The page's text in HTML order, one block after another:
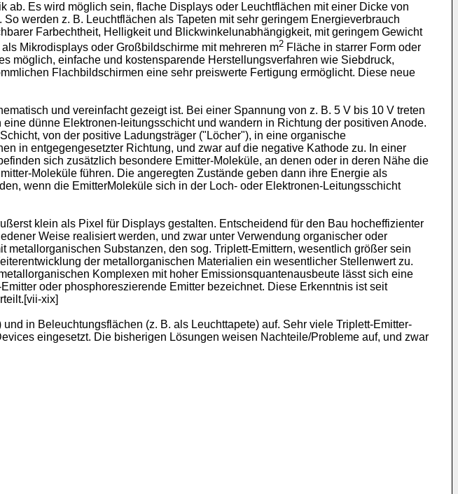
Es wird möglich sein, flache Displays oder Leuchtflächen mit einer Dicke von
werden z. B. Leuchtflächen als Tapeten mit sehr geringem Energieverbrauch
Farbechtheit, Helligkeit und Blickwinkelunabhängigkeit, mit geringem Gewicht
Mikrodisplays oder Großbildschirme mit mehreren m2 Fläche in starrer Form oder
möglich, einfache und kostensparende Herstellungsverfahren wie Siebdruck,
Flachbildschirmen eine sehr preiswerte Fertigung ermöglicht. Diese neue
und vereinfacht gezeigt ist. Bei einer Spannung von z. B. 5 V bis 10 V treten
dünne Elektronen-leitungsschicht und wandern in Richtung der positiven Anode.
von der positive Ladungsträger ("Löcher"), in eine organische
in entgegengesetzter Richtung, und zwar auf die negative Kathode zu. In einer
sich zusätzlich besondere Emitter-Moleküle, an denen oder in deren Nähe die
Moleküle führen. Die angeregten Zustände geben dann ihre Energie als
wenn die EmitterMoleküle sich in der Loch- oder Elektronen-Leitungsschicht
klein als Pixel für Displays gestalten. Entscheidend für den Bau hocheffizienter
Weise realisiert werden, und zwar unter Verwendung organischer oder
Substanzen, den sog. Triplett-Emittern, wesentlich größer sein
der metallorganischen Materialien ein wesentlicher Stellenwert zu.
Komplexen mit hoher Emissionsquantenausbeute lässt sich eine
oder phosphoreszierende Emitter bezeichnet. Diese Erkenntnis ist seit
xix]
in Beleuchtungsflächen (z. B. als Leuchttapete) auf. Sehr viele Triplett-Emitter-
eingesetzt. Die bisherigen Lösungen weisen Nachteile/Probleme auf, und zwar